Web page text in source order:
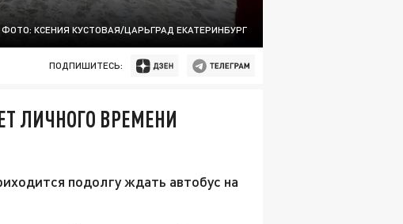
ФОТО: КСЕНИЯ КУСТОВАЯ/ЦАРЬГРАД ЕКАТЕРИНБУРГ
ПОДПИШИТЕСЬ:
ЛИЧНОГО ВРЕМЕНИ
подолгу ждать автобус на